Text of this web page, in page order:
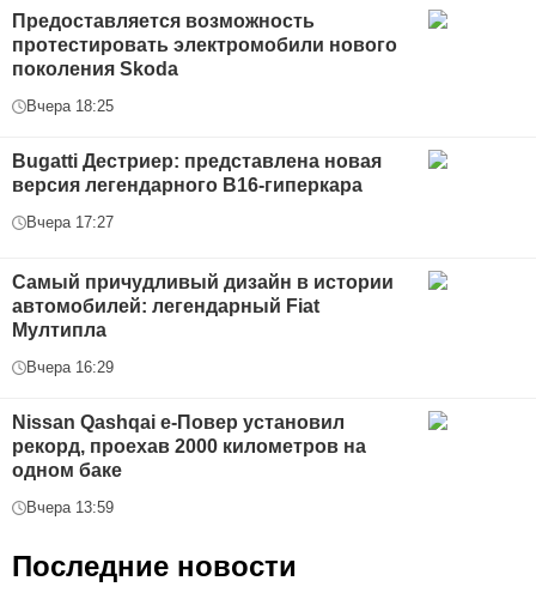
Предоставляется возможность
протестировать электромобили нового
поколения Skoda
Вчера 18:25
Bugatti Дестриер: представлена новая
версия легендарного В16-гиперкара
Вчера 17:27
Самый причудливый дизайн в истории
автомобилей: легендарный Fiat
Мултипла
Вчера 16:29
Nissan Qashqai е-Повер установил
рекорд, проехав 2000 километров на
одном баке
Вчера 13:59
Последние новости